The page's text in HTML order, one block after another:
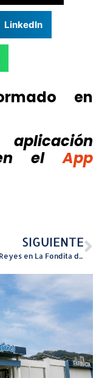
LinkedIn
en
el
App
SIGUIENTE
Fiesta de Reyes en La Fondita de Jesús para personas sin hogar y adultos mayores